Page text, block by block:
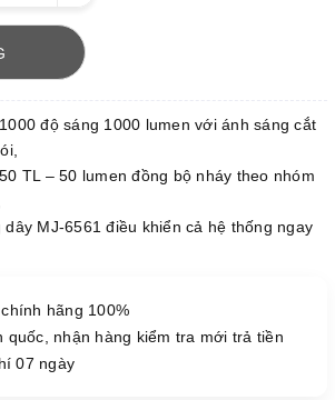
độ sáng 1000 lumen với ánh sáng cắt
TL – 50 lumen đồng bộ nháy theo nhóm
dây MJ-6561 điều khiển cả hệ thống ngay
hãng 100%
quốc, nhận hàng kiểm tra mới trả tiền
07 ngày